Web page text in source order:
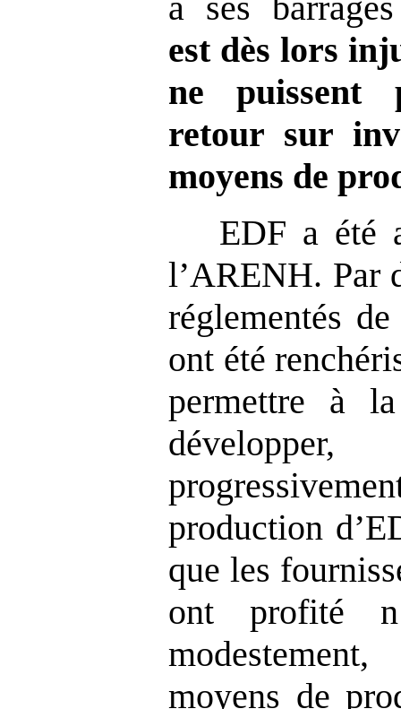
est dès lors
ne puissent
retour sur
moyens de
EDF a été
l’ARENH. Par
réglementés
ont été
permettre à
production
que les
ont profité
moyens de